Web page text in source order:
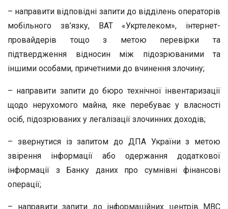
– направити відповідні запити до відділень операторів
мобільного зв’язку, ВАТ «Укртелеком», інтернет-
провайдерів тощо з метою перевірки та
підтвердження відносин між підозрюваними та
іншими особами, причетними до вчинення злочину;
– направити запити до бюро технічної інвентаризації
щодо нерухомого майна, яке перебуває у власності
осіб, підозрюваних у легалізації злочинних доходів;
– звернутися із запитом до ДПА України з метою
звірення інформації або одержання додаткової
інформації з Банку даних про сумнівні фінансові
операції;
– направити запити до інформаційних центрів МВС